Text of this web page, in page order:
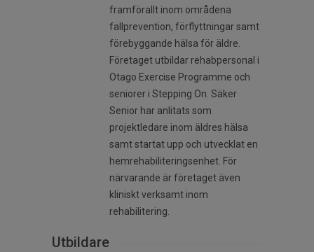
framförallt inom områdena
fallprevention, förflyttningar samt
förebyggande hälsa för äldre.
Företaget utbildar rehabpersonal i
Otago Exercise Programme och
seniorer i Stepping On. Säker
Senior har anlitats som
projektledare inom äldres hälsa
samt startat upp och utvecklat en
hemrehabiliteringsenhet. För
närvarande är företaget även
kliniskt verksamt inom
rehabilitering.
Utbildare